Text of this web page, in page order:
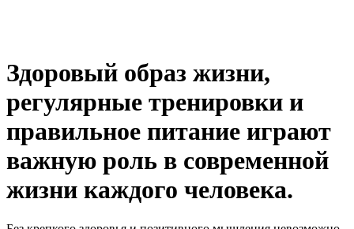
Здоровый образ жизни,
регулярные тренировки и
правильное питание играют
важную роль в современной
жизни каждого человека.